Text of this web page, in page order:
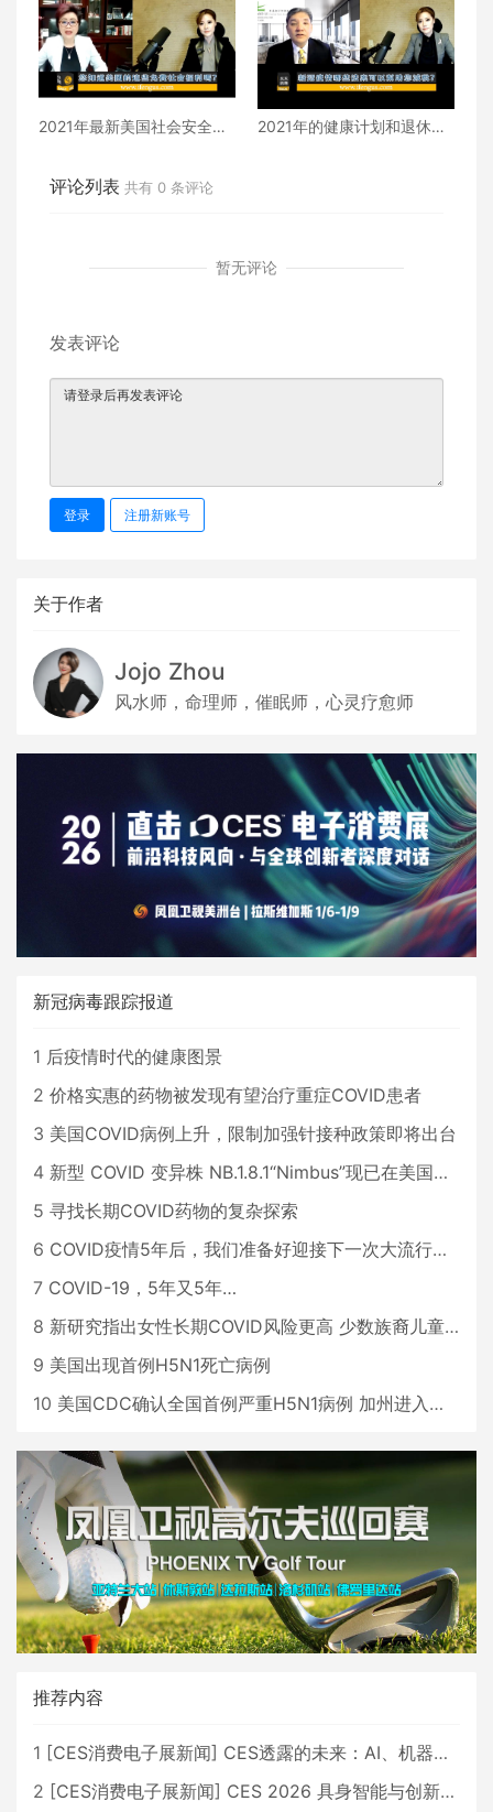
2021年最新美国社会安全福
2021年的健康计划和退休计
评论列表 共有 0 条评论
暂无评论
发表评论
登录 注册新账号
关于作者
Jojo Zhou
风水师，命理师，催眠师，心灵疗愈师
新冠病毒跟踪报道
1 后疫情时代的健康图景
2 价格实惠的药物被发现有望治疗重症COVID患者
3 美国COVID病例上升，限制加强针接种政策即将出台
4 新型 COVID 变异株 NB.1.8.1“Nimbus”现已在美国占据主导地位
5 寻找长期COVID药物的复杂探索
6 COVID疫情5年后，我们准备好迎接下一次大流行了吗？
7 COVID-19，5年又5年…
8 新研究指出女性长期COVID风险更高 少数族裔儿童存在差异
9 美国出现首例H5N1死亡病例
10 美国CDC确认全国首例严重H5N1病例 加州进入紧急状态
推荐内容
1 [CES消费电子展新闻] CES透露的未来：AI、机器人与智能生活大爆发
2 [CES消费电子展新闻] CES 2026 具身智能与创新领域 中国公司大放异彩